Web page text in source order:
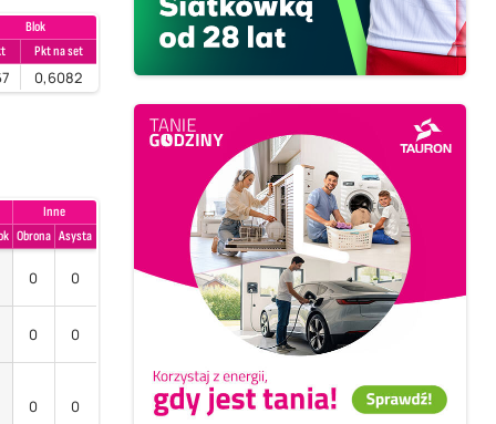
Blok
Pkt na set
0,6082
Inne
Obrona Asysta
0 0
0 0
0 0